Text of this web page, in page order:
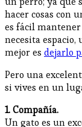
hacer cosas con
es fácil
necesita
mejor es dejarlo
Pero una
si vives en un
1. Compañía.
Un gato es un